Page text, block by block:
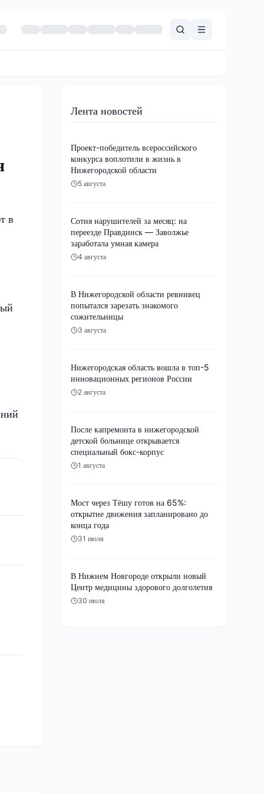
в
Лента новостей
Проект-победитель всероссийского
конкурса воплотили в жизнь в
Нижегородской области
5 августа
Сотня нарушителей за месяц: на
переезде Правдинск — Заволжье
заработала умная камера
4 августа
В Нижегородской области ревнивец
попытался зарезать знакомого
сожительницы
3 августа
Нижегородская область вошла в топ-5
инновационных регионов России
2 августа
После капремонта в нижегородской
детской больнице открывается
специальный бокс-корпус
1 августа
Мост через Тёшу готов на 65%:
открытие движения запланировано до
конца года
31 июля
В Нижнем Новгороде открыли новый
Центр медицины здорового долголетия
30 июля